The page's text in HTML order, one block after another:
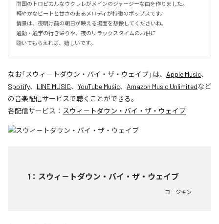
南国のトロピカルなウクレレがメインのジャ－ジーな曲を作りました。
軽やかなビートと甘さのあるメロディが特徴のポップスです。
情景は、夜明け前の朝日が映える場面を想像してくださいね。
通勤・通学の行き帰りや、夜のリラックスタイムのお供に
聴いてもらえれば、嬉しいです。
なお「スウィ－トダウン・バイ・ザ・ウェイブ」は、 Apple Music、
Spotify、 LINE MUSIC、 YouTube Music、 Amazon Music Unlimitedなど
の音楽配信サービスで聴くことができる。
各配信サービス： スウィ－トダウン・バイ・ザ・ウェイブ
1 ： スウィ－トダウン・バイ・ザ・ウェイブ
コージキン